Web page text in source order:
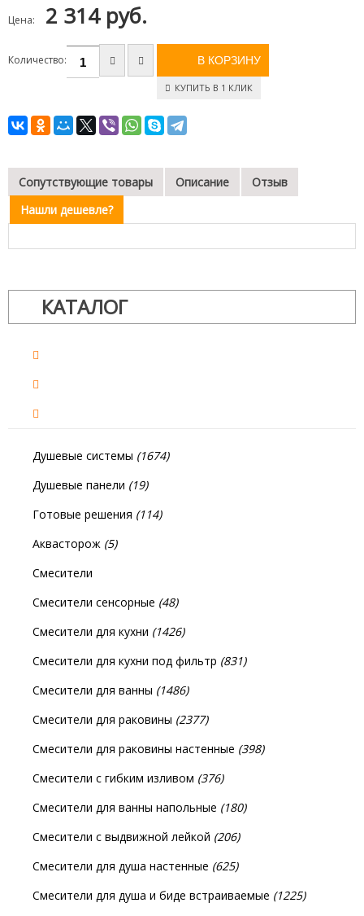
Цена: 2 314 руб.
Количество:
КУПИТЬ В 1 КЛИК
Сопутствующие товары Описание
Отзыв
Нашли дешевле?
КАТАЛОГ
Душевые системы (1674)
Душевые панели (19)
Готовые решения (114)
Аквасторож (5)
Смесители
Смесители сенсорные (48)
Смесители для кухни (1426)
Смесители для кухни под фильтр (831)
Смесители для ванны (1486)
Смесители для раковины (2377)
Смесители для раковины настенные (398)
Смесители с гибким изливом (376)
Смесители для ванны напольные (180)
Смесители с выдвижной лейкой (206)
Смесители для душа настенные (625)
Смесители для душа и биде встраиваемые (1225)